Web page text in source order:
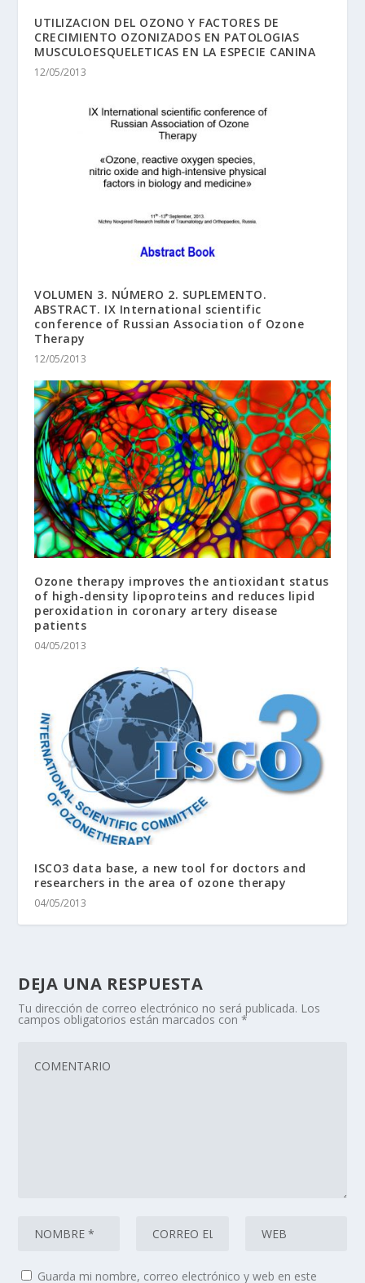
UTILIZACION DEL OZONO Y FACTORES DE
CRECIMIENTO OZONIZADOS EN PATOLOGIAS
MUSCULOESQUELETICAS EN LA ESPECIE CANINA
12/05/2013
VOLUMEN 3. NÚMERO 2. SUPLEMENTO.
ABSTRACT. IX International scientific
conference of Russian Association of Ozone
Therapy
12/05/2013
Ozone therapy improves the antioxidant status
of high-density lipoproteins and reduces lipid
peroxidation in coronary artery disease
patients
04/05/2013
ISCO3 data base, a new tool for doctors and
researchers in the area of ozone therapy
04/05/2013
DEJA UNA RESPUESTA
Tu dirección de correo electrónico no será publicada. Los
campos obligatorios están marcados con*
Guarda mi nombre, correo electrónico y web en este